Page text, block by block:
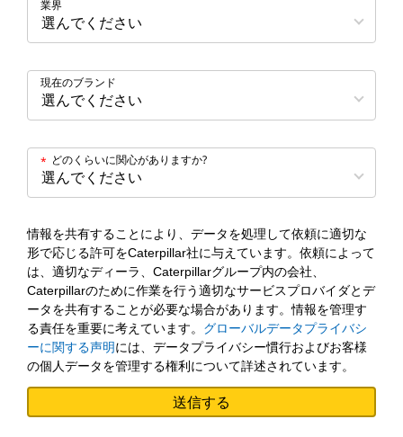
業界
現在のブランド
どのくらいに関心がありますか?
*
情報を共有することにより、データを処理して依頼に適切な
形で応じる許可をCaterpillar社に与えています。依頼によって
は、適切なディーラ、Caterpillarグループ内の会社、
Caterpillarのために作業を行う適切なサービスプロバイダとデ
ータを共有することが必要な場合があります。情報を管理す
る責任を重要に考えています。 グローバルデータプライバシ
ーに関する声明には、データプライバシー慣行およびお客様
の個人データを管理する権利について詳述されています。